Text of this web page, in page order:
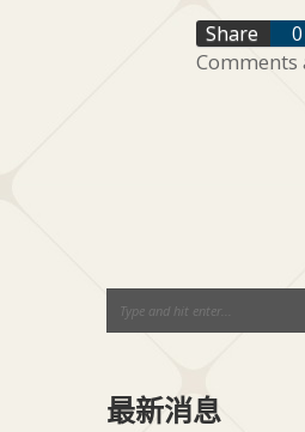
Share
f
0
Comments
最新消息